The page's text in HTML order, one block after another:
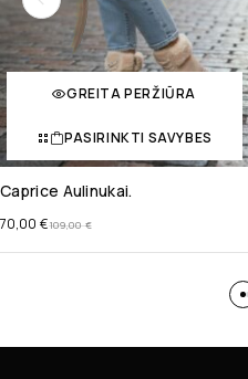
GREITA PERŽIŪRA
PASIRINKTI SAVYBES
Caprice Aulinukai.
109,00€
70,00 €